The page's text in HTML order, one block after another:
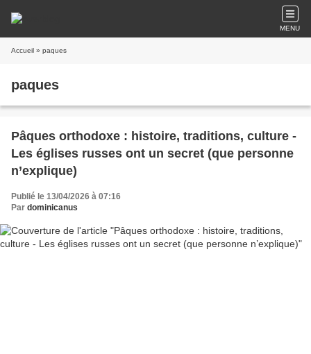
MENU
Accueil » paques
paques
Pâques orthodoxe : histoire, traditions, culture -
Les églises russes ont un secret (que personne
n’explique)
Publié le 13/04/2026 à 07:16
Par dominicanus